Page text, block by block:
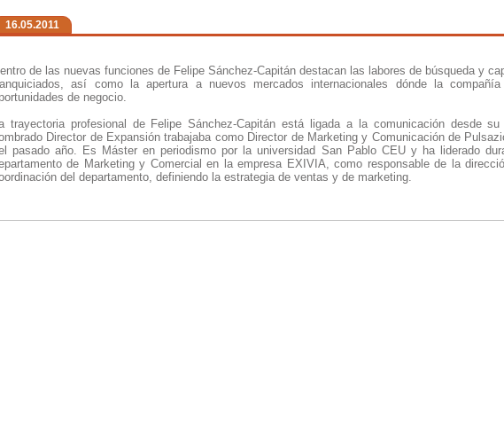
16.05.2011
de las nuevas funciones de Felipe Sánchez-Capitán destacan las labores de búsqueda y
así como laapertura a nuevos mercados internacionales dónde la
de negocio.
trayectoria profesional de Felipe Sánchez-Capitán está ligada a la comunicación desde
Director de Expansión trabajaba como Director de Marketing y Comunicación de
pasado año. Es Máster en periodismo por la universidad San Pablo CEU y ha liderado
de Marketing y Comercial en la empresa EXIVIA, como responsable de la
del departamento, definiendo la estrategia de ventas y de marketing.